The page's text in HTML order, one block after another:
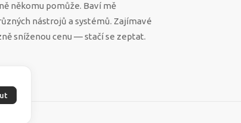
někomu pomůže. Baví mě
nástrojů a systémů. Zajímavé
sníženou cenu — stačí se zeptat.